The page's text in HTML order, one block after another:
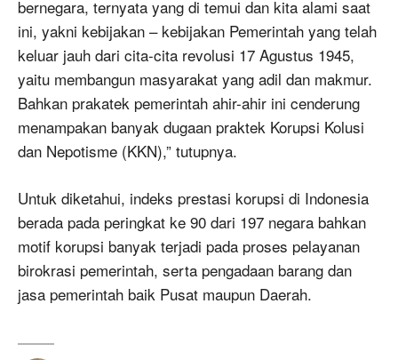
bernegara, ternyata yang di temui dan kita alami saat
ini, yakni kebijakan – kebijakan Pemerintah yang telah
keluar jauh dari cita-cita revolusi 17 Agustus 1945,
yaitu membangun masyarakat yang adil dan makmur.
Bahkan prakatek pemerintah ahir-ahir ini cenderung
menampakan banyak dugaan praktek Korupsi Kolusi
dan Nepotisme (KKN),” tutupnya.
Untuk diketahui, indeks prestasi korupsi di Indonesia
berada pada peringkat ke 90 dari 197 negara bahkan
motif korupsi banyak terjadi pada proses pelayanan
birokrasi pemerintah, serta pengadaan barang dan
jasa pemerintah baik Pusat maupun Daerah.